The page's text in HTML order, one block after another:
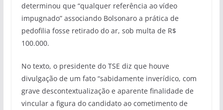
determinou que “qualquer referência ao vídeo
impugnado” associando Bolsonaro a prática de
pedofilia fosse retirado do ar, sob multa de R$
100.000.
No texto, o presidente do TSE diz que houve
divulgação de um fato “sabidamente inverídico, com
grave descontextualização e aparente finalidade de
vincular a figura do candidato ao cometimento de